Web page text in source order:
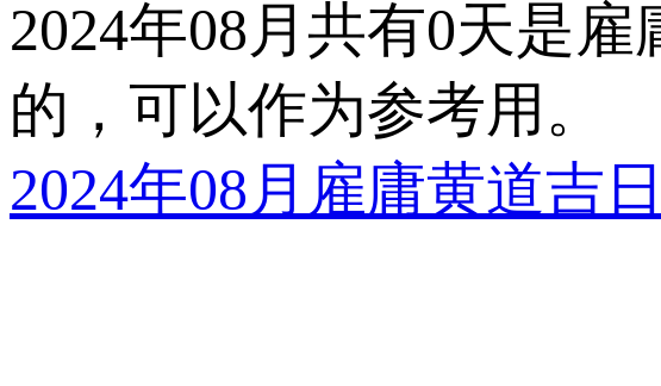
2024年08月共有0天是
的，可以作为参考用。
2024年08月雇庸黄道吉